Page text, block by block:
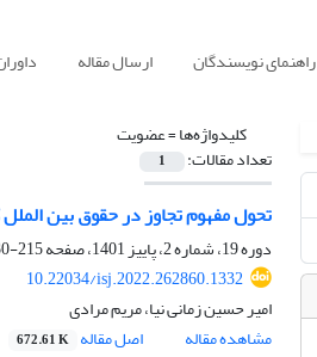
راهنمای نویسندگان ارسال مقاله
کلیدواژه‌ها =عضویت
تعداد مقالات: 1
تحول مفهوم تجاوز در حقوق بین
دوره 19، شماره 2، پاییز 1401، صفحه
215-230
10.22034/isj.2022.262860.1332
امیر حسین زمانی نیا، مریم مرادی
مشاهده مقاله
اصل مقاله 672.61 K